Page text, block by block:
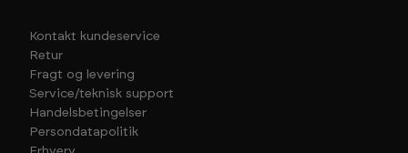
Kontakt kundeservice
Retur
Fragt og levering
Service/teknisk support
Handelsbetingelser
Persondatapolitik